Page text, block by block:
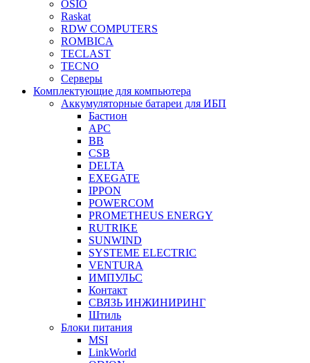
OSIO
Raskat
RDW COMPUTERS
ROMBICA
TECLAST
TECNO
Серверы
Комплектующие для компьютера
Аккумуляторные батареи для ИБП
Бастион
APC
BB
CSB
DELTA
EXEGATE
IPPON
POWERCOM
PROMETHEUS ENERGY
RUTRIKE
SUNWIND
SYSTEME ELECTRIC
VENTURA
ИМПУЛЬС
Контакт
СВЯЗЬ ИНЖИНИРИНГ
Штиль
Блоки питания
MSI
LinkWorld